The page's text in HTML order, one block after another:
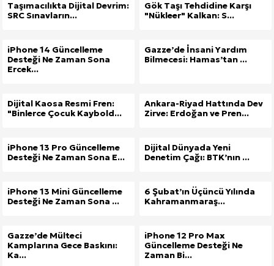
Taşımacılıkta Dijital Devrim:
SRC Sınavların...
Gök Taşı Tehdidine Karşı
"Nükleer" Kalkan: S...
iPhone 14 Güncelleme
Desteği Ne Zaman Sona
Ercek...
Gazze’de İnsani Yardım
Bilmecesi: Hamas’tan ...
Dijital Kaosa Resmi Fren:
"Binlerce Çocuk Kaybold...
Ankara-Riyad Hattında Dev
Zirve: Erdoğan ve Pren...
iPhone 13 Pro Güncelleme
Desteği Ne Zaman Sona E...
Dijital Dünyada Yeni
Denetim Çağı: BTK’nın ...
iPhone 13 Mini Güncelleme
Desteği Ne Zaman Sona ...
6 Şubat’ın Üçüncü Yılında
Kahramanmaraş...
Gazze’de Mülteci
Kamplarına Gece Baskını:
Ka...
iPhone 12 Pro Max
Güncelleme Desteği Ne
Zaman Bi...
Kuzu Fileto Seçimi ve Pişirme Önerileri: Yumuşak
Dar Tavanlı Alanlar İçin Oval Hava Kanalı Avantajları